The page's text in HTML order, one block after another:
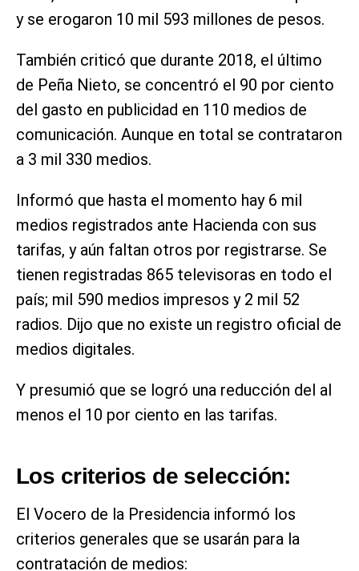
y se erogaron 10 mil 593 millones de pesos.
También criticó que durante 2018, el último
de Peña Nieto, se concentró el 90 por ciento
del gasto en publicidad en 110 medios de
comunicación. Aunque en total se contrataron
a 3 mil 330 medios.
Informó que hasta el momento hay 6 mil
medios registrados ante Hacienda con sus
tarifas, y aún faltan otros por registrarse. Se
tienen registradas 865 televisoras en todo el
país; mil 590 medios impresos y 2 mil 52
radios. Dijo que no existe un registro oficial de
medios digitales.
Y presumió que se logró una reducción del al
menos el 10 por ciento en las tarifas.
Los criterios de selección:
El Vocero de la Presidencia informó los
criterios generales que se usarán para la
contratación de medios: